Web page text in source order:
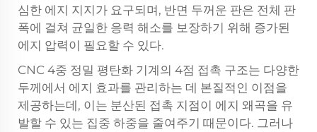
심한 에지 지지가 요구되며, 반면 두꺼운 판은 전체 판
폭에 걸쳐 균일한 응력 해소를 보장하기 위해 증가된
에지 압력이 필요할 수 있다.
CNC 4중 정밀 평탄화 기계의 4점 접촉 구조는 다양한
두께에서 에지 효과를 관리하는 데 본질적인 이점을
제공하는데, 이는 분산된 접촉 지점이 에지 왜곡을 유
발할 수 있는 집중 하중을 줄여주기 때문이다. 그러나